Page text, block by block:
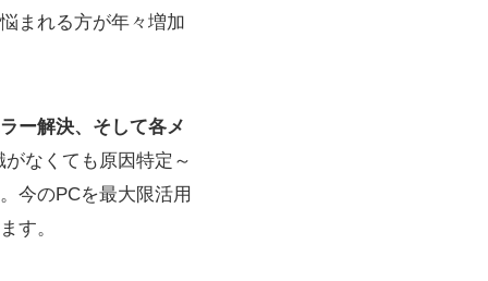
まれる方が年々増加
ー解決、そして各メ
がなくても原因特定～
今のPCを最大限活用
す。